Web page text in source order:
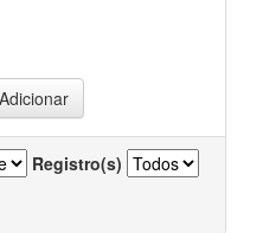
Registro(s)